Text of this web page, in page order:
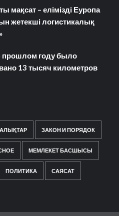
мақсат – елімізді Еуропа
жетекші логистикалық
прошлом году было
13 тысяч километров
ЗАКОН И ПОРЯДОК
МЕМЛЕКЕТ БАСШЫСЫ
ПОЛИТИКА САЯСАТ